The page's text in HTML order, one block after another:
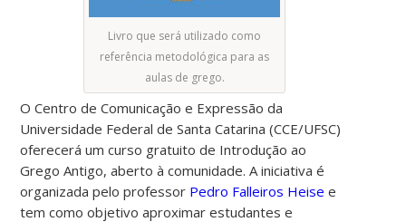
Livro que será utilizado como
referência metodológica para as
aulas de grego.
O Centro de Comunicação e Expressão da
Universidade Federal de Santa Catarina (CCE/UFSC)
oferecerá um curso gratuito de Introdução ao
Grego Antigo, aberto à comunidade. A iniciativa é
organizada pelo professor Pedro Falleiros Heise e
tem como objetivo aproximar estudantes e